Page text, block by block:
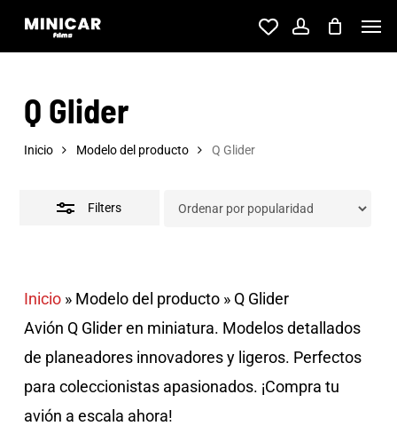
Skip
content
account
Q Glider
Inicio Modelo del producto Q Glider
Filters
Inicio» Modelo del producto» Q Glider
Avión Q Glider en miniatura. Modelos detallados
de planeadores innovadores y ligeros. Perfectos
para coleccionistas apasionados. ¡Compra tu
avión a escala ahora!